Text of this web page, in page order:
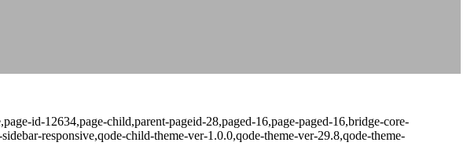
id-12634,page-child,parent-pageid-28,paged-16,page-paged-16,bridge-core-
responsive,qode-child-theme-ver-1.0.0,qode-theme-ver-29.8,qode-theme-